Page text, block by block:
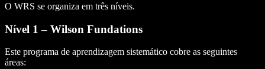
O WRS se organiza em três níveis.
Nível 1 – Wilson Fundations
Este programa de aprendizagem sistemático cobre as seguintes
áreas: